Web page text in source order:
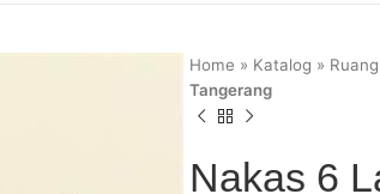
Home » Katalog »
Tangerang
Nakas 6